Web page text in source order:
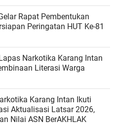
Rapat Pembentukan
Peringatan HUT Ke-81
Narkotika Karang Intan
Literasi Warga
Karang Intan Ikuti
Aktualisasi Latsar 2026,
Nilai ASN BerAKHLAK